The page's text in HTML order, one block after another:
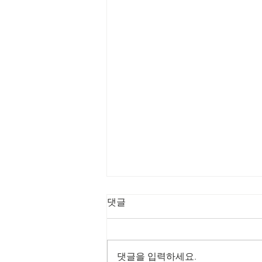
8/2/2026 회복의 비
개 1:8 8 너희는 산에 올라가서 나
댓글
댓글을 입력하세요.